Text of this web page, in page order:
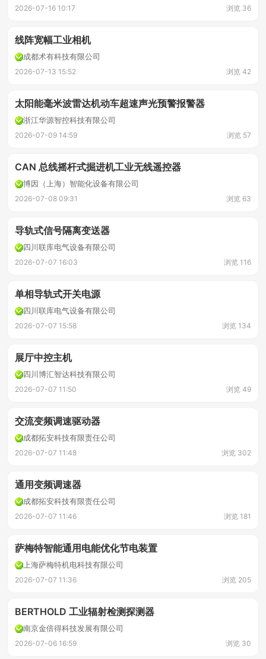
2026-07-16 10:17 浏览 36
线阵宽幅工业相机
成都术有科技有限公司
2026-07-13 15:52 浏览 42
太阳能毫米波雷达机动车超速声光预警报警器
浙江华源智控科技有限公司
2026-07-09 14:59 浏览 57
CAN 总线摇杆式掘进机工业无线遥控器
博因（上海）智能化设备有限公司
2026-07-08 09:31 浏览 63
导轨式信号隔离变送器
四川联库电气设备有限公司
2026-07-07 16:03 浏览 116
单相导轨式开关电源
四川联库电气设备有限公司
2026-07-07 15:58 浏览 134
展厅中控主机
四川博汇智达科技有限公司
2026-07-07 11:50 浏览 49
交流变频调速驱动器
成都拓安科技有限责任公司
2026-07-07 11:48 浏览 302
通用变频调速器
成都拓安科技有限责任公司
2026-07-07 11:46 浏览 181
萨梅特智能通用电能优化节电装置
上海萨梅特机电科技有限公司
2026-07-07 11:36 浏览 205
BERTHOLD 工业辐射检测探测器
南京金倍得科技发展有限公司
2026-07-06 16:59 浏览 30